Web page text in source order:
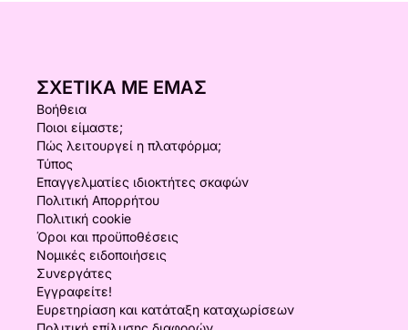
ΣΧΕΤΙΚΆ ΜΕ ΕΜΆΣ
Βοήθεια
Ποιοι είμαστε;
Πώς λειτουργεί η πλατφόρμα;
Τύπος
Επαγγελματίες ιδιοκτήτες σκαφών
Πολιτική Απορρήτου
Πολιτική cookie
Όροι και προϋποθέσεις
Νομικές ειδοποιήσεις
Συνεργάτες
Εγγραφείτε!
Ευρετηρίαση και κατάταξη καταχωρίσεων